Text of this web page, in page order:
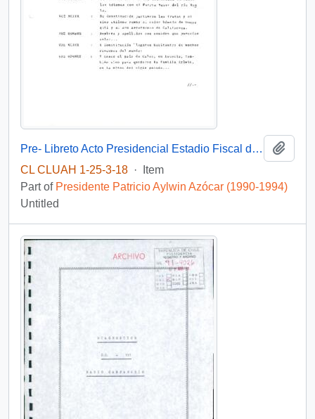
Pre- Libreto Acto Presidencial Estadio Fiscal de Talca
CL CLUAH 1-25-3-18 ·
Item
Part of Presidente Patricio Aylwin Azócar (1990-1994)
Untitled